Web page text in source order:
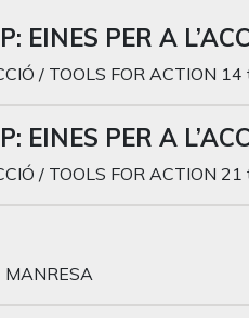
EINES PER A
/ TOOLS FOR ACTION
EINES PER A
/ TOOLS FOR ACTION
MANRESA